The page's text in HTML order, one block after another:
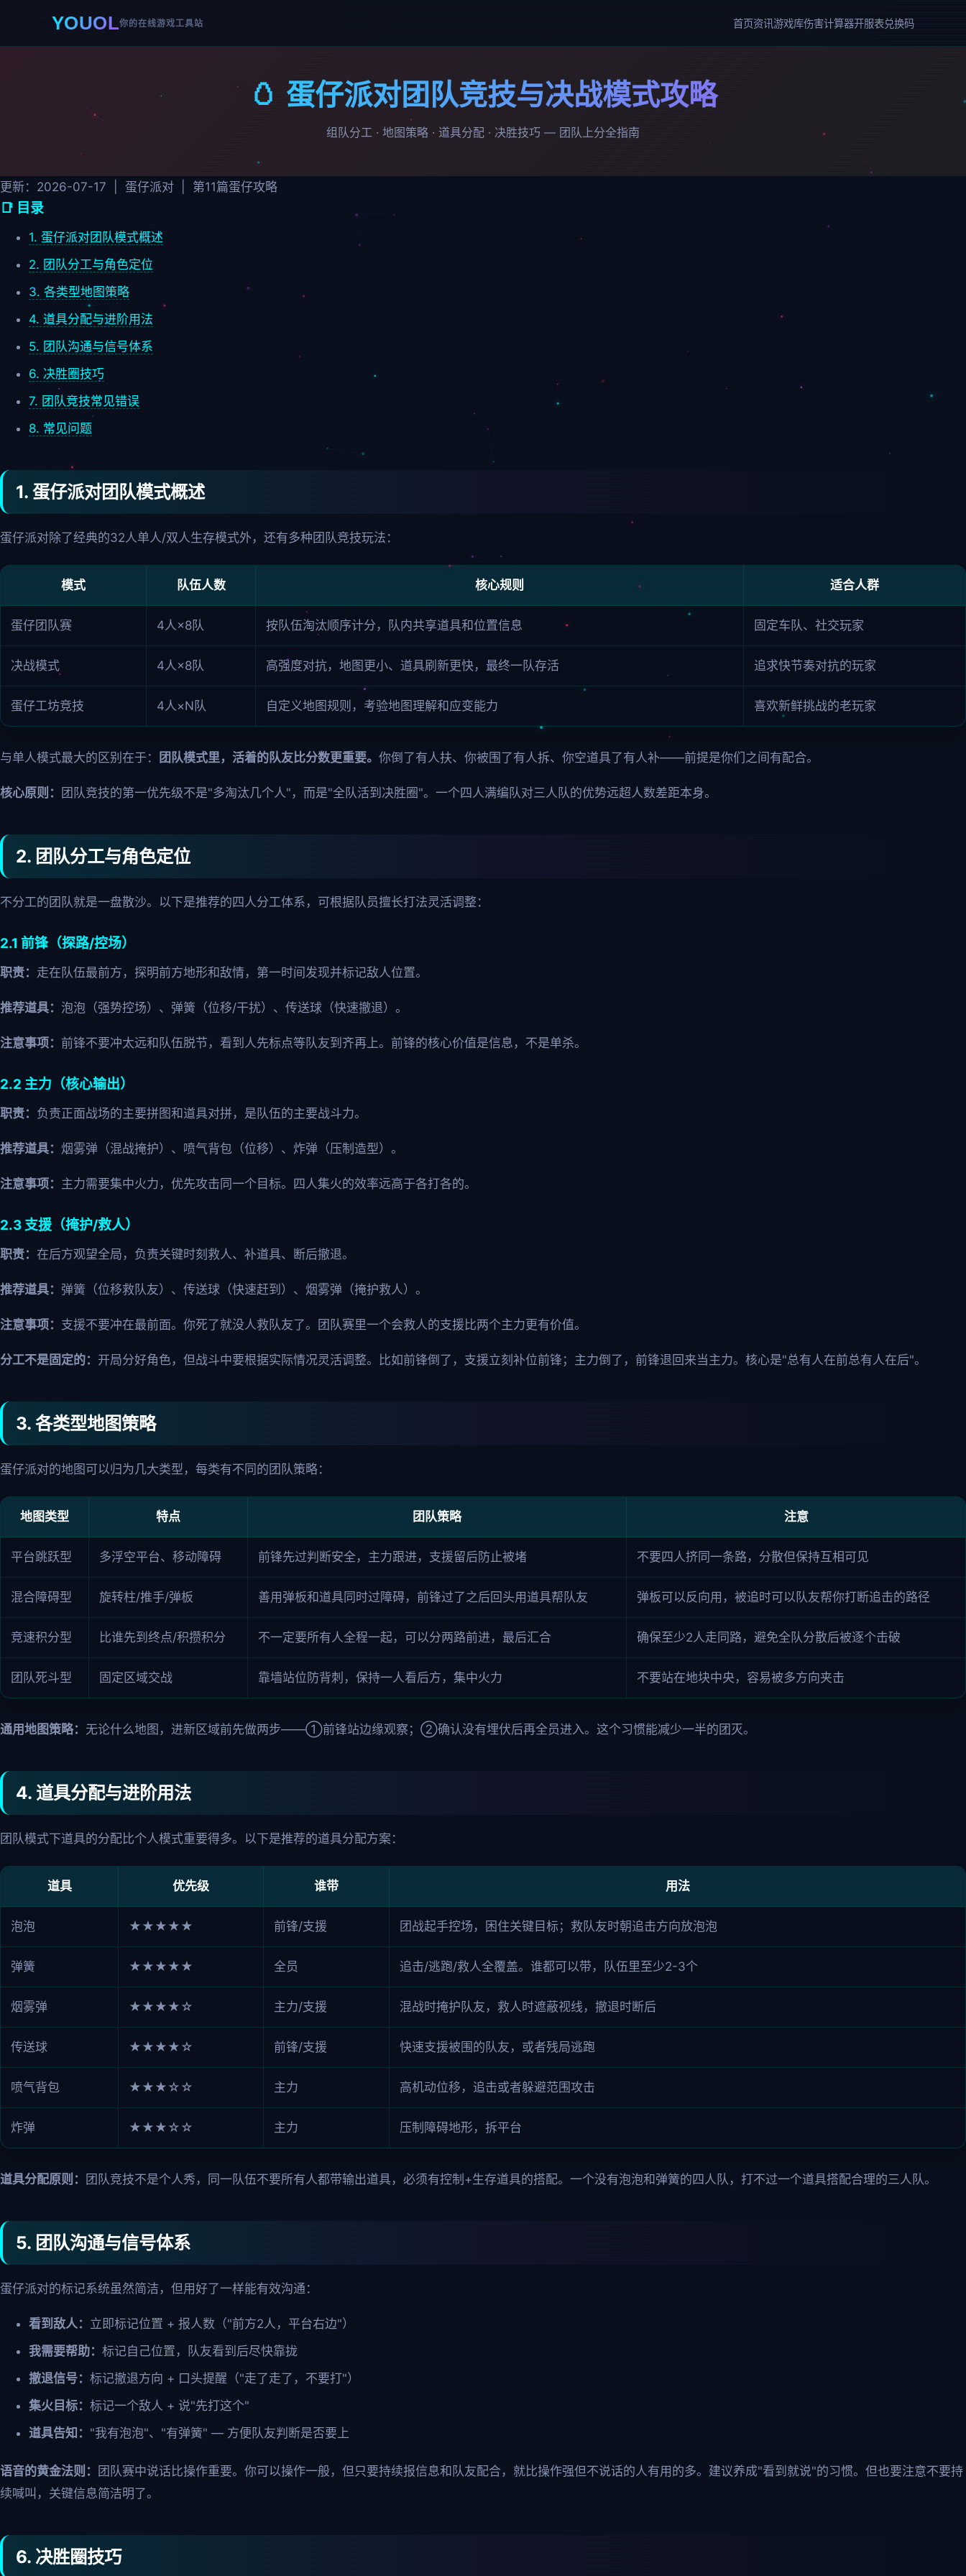
YOUOL你的在线游戏工具站 首页资讯游戏库伤害计算器开服表兑换码
🥚 蛋仔派对团队竞技与决战模式攻略
组队分工 · 地图策略 · 道具分配 · 决胜技巧 — 团队上分全指南
更新：2026-07-17 | 蛋仔派对 | 第11篇蛋仔攻略
📑 目录
1. 蛋仔派对团队模式概述
2. 团队分工与角色定位
3. 各类型地图策略
4. 道具分配与进阶用法
5. 团队沟通与信号体系
6. 决胜圈技巧
7. 团队竞技常见错误
8. 常见问题
1. 蛋仔派对团队模式概述
蛋仔派对除了经典的32人单人/双人生存模式外，还有多种团队竞技玩法：
模式 队伍人数 核心规则 适合人群
蛋仔团队赛 4人×8队 按队伍淘汰顺序计分，队内共享道具和位置信息 固定车队、社交玩家
决战模式 4人×8队 高强度对抗，地图更小、道具刷新更快，最终一队存活 追求快节奏对抗的玩家
蛋仔工坊竞技 4人×N队 自定义地图规则，考验地图理解和应变能力 喜欢新鲜挑战的老玩家
与单人模式最大的区别在于： 团队模式里，活着的队友比分数更重要。 你倒了有人扶、你被围了有人拆、你空道具了有人补——前提是你们之间有配合。
核心原则： 团队竞技的第一优先级不是"多淘汰几个人"，而是"全队活到决胜圈"。一个四人满编队对三人队的优势远超人数差距本身。
2. 团队分工与角色定位
不分工的团队就是一盘散沙。以下是推荐的四人分工体系，可根据队员擅长打法灵活调整：
2.1 前锋（探路/控场）
职责： 走在队伍最前方，探明前方地形和敌情，第一时间发现并标记敌人位置。
推荐道具： 泡泡（强势控场）、弹簧（位移/干扰）、传送球（快速撤退）。
注意事项： 前锋不要冲太远和队伍脱节，看到人先标点等队友到齐再上。前锋的核心价值是信息，不是单杀。
2.2 主力（核心输出）
职责： 负责正面战场的主要拼图和道具对拼，是队伍的主要战斗力。
推荐道具： 烟雾弹（混战掩护）、喷气背包（位移）、炸弹（压制造型）。
注意事项： 主力需要集中火力，优先攻击同一个目标。四人集火的效率远高于各打各的。
2.3 支援（掩护/救人）
职责： 在后方观望全局，负责关键时刻救人、补道具、断后撤退。
推荐道具： 弹簧（位移救队友）、传送球（快速赶到）、烟雾弹（掩护救人）。
注意事项： 支援不要冲在最前面。你死了就没人救队友了。团队赛里一个会救人的支援比两个主力更有价值。
分工不是固定的： 开局分好角色，但战斗中要根据实际情况灵活调整。比如前锋倒了，支援立刻补位前锋；主力倒了，前锋退回来当主力。核心是"总有人在前总有人在后"。
3. 各类型地图策略
蛋仔派对的地图可以归为几大类型，每类有不同的团队策略：
地图类型 特点 团队策略 注意
平台跳跃型 多浮空平台、移动障碍 前锋先过判断安全，主力跟进，支援留后防止被堵 不要四人挤同一条路，分散但保持互相可见
混合障碍型 旋转柱/推手/弹板 善用弹板和道具同时过障碍，前锋过了之后回头用道具帮队友 弹板可以反向用，被追时可以队友帮你打断追击的路径
竞速积分型 比谁先到终点/积攒积分 不一定要所有人全程一起，可以分两路前进，最后汇合 确保至少2人走同路，避免全队分散后被逐个击破
团队死斗型 固定区域交战 靠墙站位防背刺，保持一人看后方，集中火力 不要站在地块中央，容易被多方向夹击
通用地图策略： 无论什么地图，进新区域前先做两步——①前锋站边缘观察；②确认没有埋伏后再全员进入。这个习惯能减少一半的团灭。
4. 道具分配与进阶用法
团队模式下道具的分配比个人模式重要得多。以下是推荐的道具分配方案：
道具 优先级 谁带 用法
泡泡 ★★★★★ 前锋/支援 团战起手控场，困住关键目标；救队友时朝追击方向放泡泡
弹簧 ★★★★★ 全员 追击/逃跑/救人全覆盖。谁都可以带，队伍里至少2-3个
烟雾弹 ★★★★☆ 主力/支援 混战时掩护队友，救人时遮蔽视线，撤退时断后
传送球 ★★★★☆ 前锋/支援 快速支援被围的队友，或者残局逃跑
喷气背包 ★★★☆☆ 主力 高机动位移，追击或者躲避范围攻击
炸弹 ★★★☆☆ 主力 压制障碍地形，拆平台
道具分配原则： 团队竞技不是个人秀，同一队伍不要所有人都带输出道具，必须有控制+生存道具的搭配。一个没有泡泡和弹簧的四人队，打不过一个道具搭配合理的三人队。
5. 团队沟通与信号体系
蛋仔派对的标记系统虽然简洁，但用好了一样能有效沟通：
看到敌人： 立即标记位置 + 报人数（"前方2人，平台右边"）
我需要帮助： 标记自己位置，队友看到后尽快靠拢
撤退信号： 标记撤退方向 + 口头提醒（"走了走了，不要打"）
集火目标： 标记一个敌人 + 说"先打这个"
道具告知： "我有泡泡"、"有弹簧" — 方便队友判断是否要上
语音的黄金法则：
团队赛中说话比操作重要。你可以操作一般，但只要持续报信息和队友配合，就比操作强但不说话的人有用的多。建议养成"看到就说"的习惯。但也要注意不要持
续喊叫，关键信息简洁明了。
6. 决胜圈技巧